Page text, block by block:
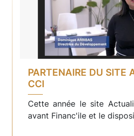
PARTENAIRE DU SITE
CCI
Cette année le site
avant Financ'ile et le